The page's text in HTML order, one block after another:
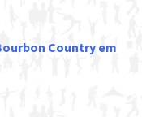
Country em